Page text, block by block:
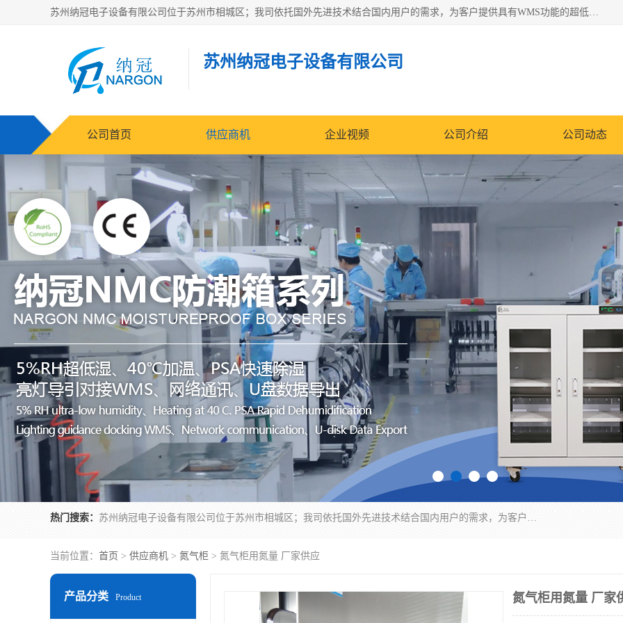
苏州纳冠电子设备有限公司位于苏州市相城区；我司依托国外先进技术结合国内用户的需求，为客户提供具有WMS功能的超低湿快速除湿电子防潮，压缩空气连续干燥柜、智能物料管理氮气储物柜、自制氮氮气柜、防潮氮气组合柜、不锈钢洁净氮气柜、洁净储物柜、石墨舟柜、亮灯导引丝网板存储柜、PCB柔性板气密干燥柜等
苏州纳冠电子设备有限公司
公司首页 供应商机 企业视频 公司介绍 公司动态
热门搜索： 苏州纳冠电子设备有限公司位于苏州市相城区；我司依托国外先进技术结合国内用户的需求，为客户提供具有WMS功能的超低湿快速除湿电子防潮，压缩空气连续干燥柜、智能物料管理氮气储物柜、自制氮氮气柜、防潮氮气组合柜、不锈钢洁净氮气柜、洁净储物柜、石墨舟柜、亮灯导引丝网板存储柜、PCB柔性板气密干燥柜等
当前位置： 首页 > 供应商机 > 氮气柜 > 氮气柜用氮量 厂家供应
产品分类 Product 氮气柜用氮量 厂家